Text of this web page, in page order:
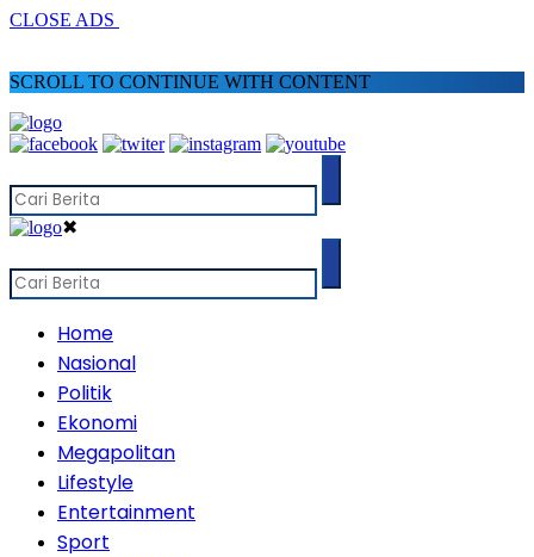
CLOSE ADS
SCROLL TO CONTINUE WITH CONTENT
✖
Home
Nasional
Politik
Ekonomi
Megapolitan
Lifestyle
Entertainment
Sport